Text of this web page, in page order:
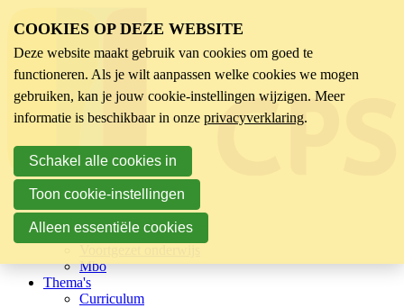
Sector
Kinderopvang
Basisonderwijs
Mbo
Thema's
Curriculum
COOKIES OP DEZE WEBSITE
Deze website maakt gebruik van cookies om goed te
functioneren. Als je wilt aanpassen welke cookies we mogen
gebruiken, kan je jouw cookie-instellingen wijzigen. Meer
informatie is beschikbaar in onze privacyverklaring.
Schakel alle cookies in
Toon cookie-instellingen
Alleen essentiële cookies